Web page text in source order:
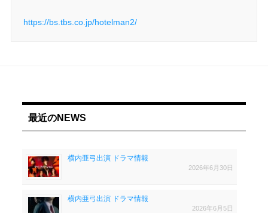
https://bs.tbs.co.jp/hotelman2/
最近のNEWS
横内亜弓出演 ドラマ情報
2026年6月30日
横内亜弓出演 ドラマ情報
2026年6月5日